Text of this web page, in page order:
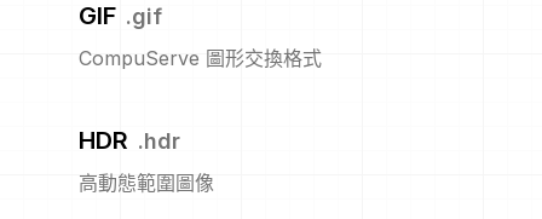
GIF .gif
CompuServe 圖形交換格式
HDR .hdr
高動態範圍圖像